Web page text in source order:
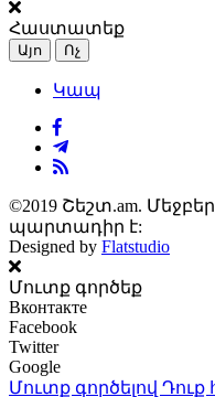
Հաստատեք
Այո Ոչ
Կապ
©2019 Շեշտ.am.
պարտադիր է:
Designed by Flatstudio
Մուտք գործեք
Вконтакте
Facebook
Twitter
Google
Մուտք գործելով